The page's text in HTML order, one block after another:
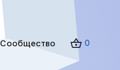
Сообщество 0